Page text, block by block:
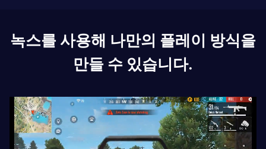
녹스를 사용해 나만의 플레이 방식을
만들 수 있습니다.